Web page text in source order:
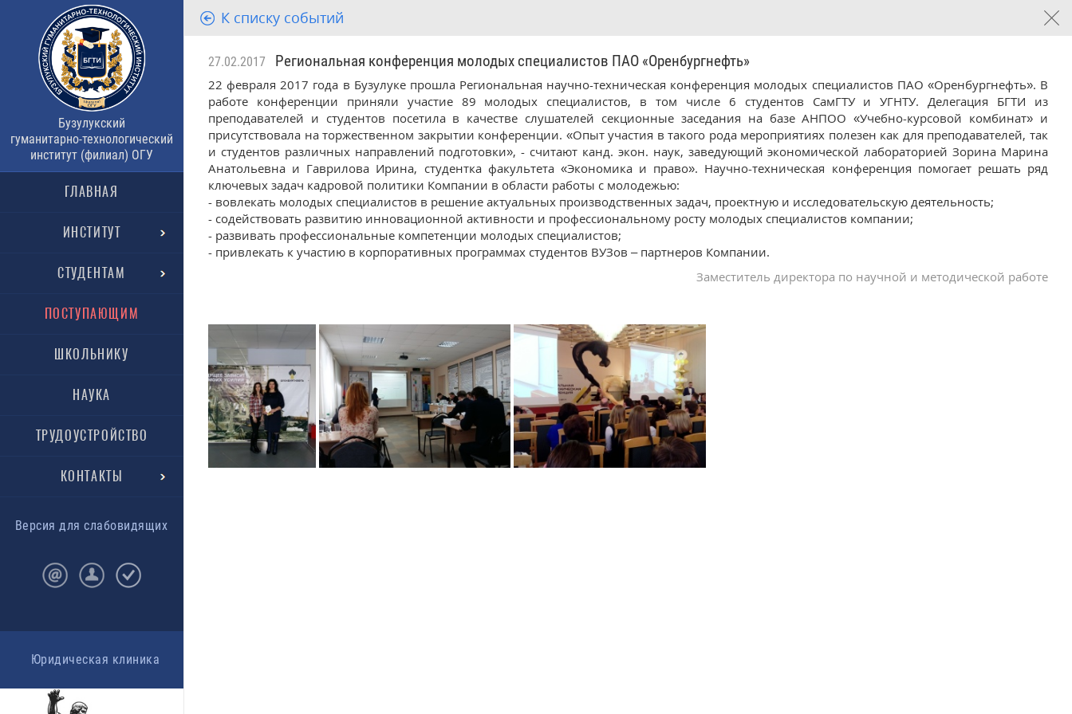
Бузулукский
гуманитарно-технологический
институт (филиал) ОГУ
ГЛАВНАЯ
ИНСТИТУТ
СТУДЕНТАМ
ПОСТУПАЮЩИМ
ШКОЛЬНИКУ
НАУКА
ТРУДОУСТРОЙСТВО
КОНТАКТЫ
Версия для слабовидящих
Юридическая клиника
К списку событий
27.02.2017 Региональная конференция молодых специалистов ПАО «Оренбургнефть»
22 февраля 2017 года в Бузулуке прошла Региональная научно-техническая конференция молодых специалистов ПАО «Оренбургнефть». В
работе конференции приняли участие 89 молодых специалистов, в том числе 6 студентов СамГТУ и УГНТУ. Делегация БГТИ из
преподавателей и студентов посетила в качестве слушателей секционные заседания на базе АНПОО «Учебно-курсовой комбинат» и
присутствовала на торжественном закрытии конференции. «Опыт участия в такого рода мероприятиях полезен как для преподавателей, так
и студентов различных направлений подготовки», - считают канд. экон. наук, заведующий экономической лабораторией Зорина Марина
Анатольевна и Гаврилова Ирина, студентка факультета «Экономика и право». Научно-техническая конференция помогает решать ряд
ключевых задач кадровой политики Компании в области работы с молодежью:
- вовлекать молодых специалистов в решение актуальных производственных задач, проектную и исследовательскую деятельность;
- содействовать развитию инновационной активности и профессиональному росту молодых специалистов компании;
- развивать профессиональные компетенции молодых специалистов;
- привлекать к участию в корпоративных программах студентов ВУЗов – партнеров Компании.
Заместитель директора по научной и методической работе